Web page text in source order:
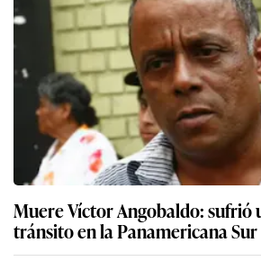
Muere Víctor Angobaldo: sufrió
tránsito en la Panamericana Sur